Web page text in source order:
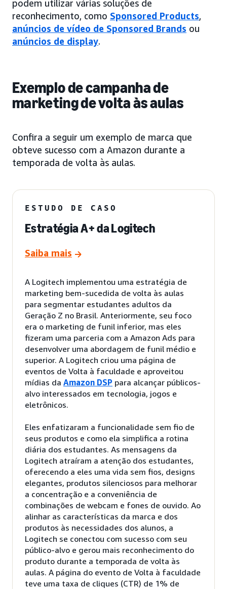
podem utilizar várias soluções de
reconhecimento, como Sponsored Products,
anúncios de vídeo de Sponsored Brands ou
anúncios de display.
Exemplo de campanha de
marketing de volta às aulas
Confira a seguir um exemplo de marca que
obteve sucesso com a Amazon durante a
temporada de volta às aulas.
ESTUDO DE CASO
Estratégia A+ da Logitech
Saiba mais
A Logitech implementou uma estratégia de
marketing bem-sucedida de volta às aulas
para segmentar estudantes adultos da
Geração Z no Brasil. Anteriormente, seu foco
era o marketing de funil inferior, mas eles
fizeram uma parceria com a Amazon Ads para
desenvolver uma abordagem de funil médio e
superior. A Logitech criou uma página de
eventos de Volta à faculdade e aproveitou
mídias da Amazon DSP para alcançar públicos-
alvo interessados em tecnologia, jogos e
eletrônicos.
Eles enfatizaram a funcionalidade sem fio de
seus produtos e como ela simplifica a rotina
diária dos estudantes. As mensagens da
Logitech atraíram a atenção dos estudantes,
oferecendo a eles uma vida sem fios, designs
elegantes, produtos silenciosos para melhorar
a concentração e a conveniência de
combinações de webcam e fones de ouvido. Ao
alinhar as características da marca e dos
produtos às necessidades dos alunos, a
Logitech se conectou com sucesso com seu
público-alvo e gerou mais reconhecimento do
produto durante a temporada de volta às
aulas. A página do evento de Volta à faculdade
teve uma taxa de cliques (CTR) de 1% de